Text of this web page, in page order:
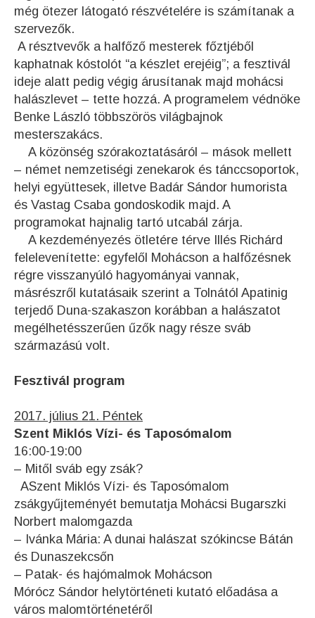
még ötezer látogató részvételére is számítanak a
szervezők.
A résztvevők a halfőző mesterek főztjéből
kaphatnak kóstolót “a készlet erejéig”; a fesztivál
ideje alatt pedig végig árusítanak majd mohácsi
halászlevet – tette hozzá. A programelem védnöke
Benke László többszörös világbajnok
mesterszakács.
A közönség szórakoztatásáról – mások mellett
– német nemzetiségi zenekarok és tánccsoportok,
helyi együttesek, illetve Badár Sándor humorista
és Vastag Csaba gondoskodik majd. A
programokat hajnalig tartó utcabál zárja.
A kezdeményezés ötletére térve Illés Richárd
felelevenítette: egyfelől Mohácson a halfőzésnek
régre visszanyúló hagyományai vannak,
másrészről kutatásaik szerint a Tolnától Apatinig
terjedő Duna-szakaszon korábban a halászatot
megélhetésszerűen űzők nagy része sváb
származású volt.
Fesztivál program
2017. július 21. Péntek
Szent Miklós Vízi- és Taposómalom
16:00-19:00
– Mitől sváb egy zsák?
ASzent Miklós Vízi- és Taposómalom
zsákgyűjteményét bemutatja Mohácsi Bugarszki
Norbert malomgazda
– Ivánka Mária: A dunai halászat szókincse Bátán
és Dunaszekcsőn
– Patak- és hajómalmok Mohácson
Mórócz Sándor helytörténeti kutató előadása a
város malomtörténetéről